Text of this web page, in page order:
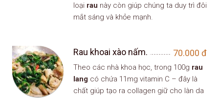
loại rau này còn giúp chúng ta duy trì đôi
mắt sáng và khỏe mạnh.
70.000 đ
Rau khoai xào nấm.
Theo các nhà khoa học, trong 100g rau
lang có chứa 11mg vitamin C – đây là
chất giúp tạo ra collagen giữ cho làn da